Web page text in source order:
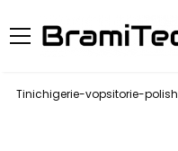
Tinichigerie-vopsitorie-polish